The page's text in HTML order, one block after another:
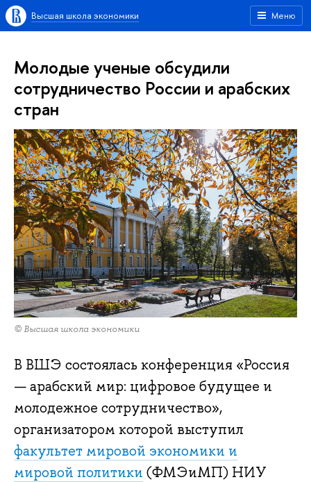
Меню
Высшая школа экономики
Молодые ученые обсудили
сотрудничество России и арабских
стран
© Высшая школа экономики
В ВШЭ состоялась конференция «Россия
— арабский мир: цифровое будущее и
молодежное сотрудничество»,
организатором которой выступил
факультет мировой экономики и
мировой политики (ФМЭиМП) НИУ